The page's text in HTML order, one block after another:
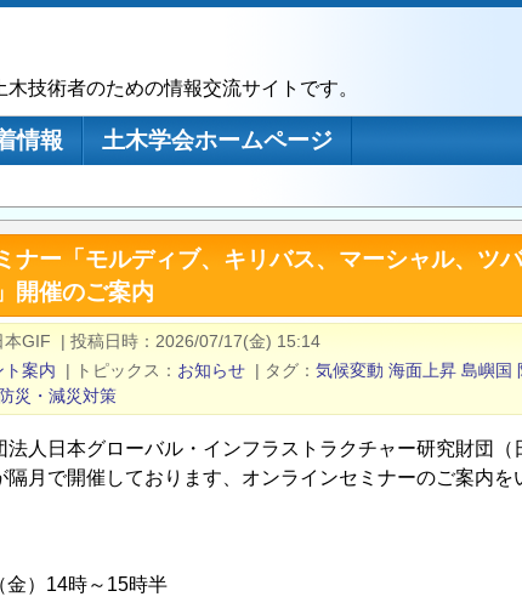
技術者のための情報交流サイトです。
情報
土木学会ホームページ
ナー「モルディブ、キリバス、マーシャル、
開催のご案内
本GIF | 投稿日時
2026/07/17(金) 15:14
ト案内 | トピックス お知らせ | タグ 気候変動 海面上昇 島嶼国
防災・減災対策
法人日本グローバル・インフラストラクチャー研究財団（
隔月で開催しております、オンラインセミナーのご案内を
金）14時～15時半